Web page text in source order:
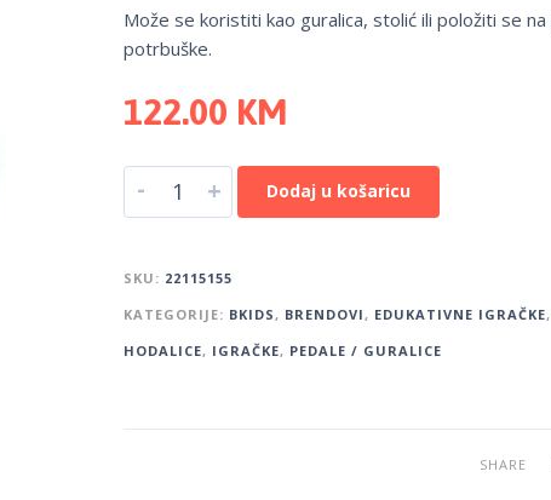
Može se koristiti kao guralica, stolić ili položiti se
potrbuške.
122.00 KM
- + Dodaj u košaricu
SKU: 22115155
KATEGORIJE: BKIDS, BRENDOVI, EDUKATIVNE IGRAČKE,
HODALICE, IGRAČKE, PEDALE / GURALICE
SHARE